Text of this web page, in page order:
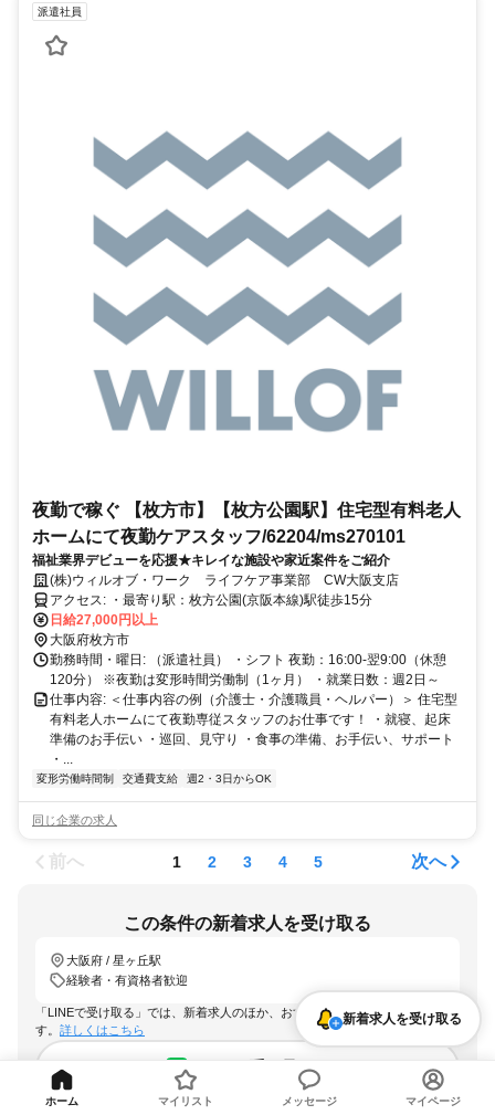
派遣社員
夜勤で稼ぐ 【枚方市】【枚方公園駅】住宅型有料老人
ホームにて夜勤ケアスタッフ/62204/ms270101
福祉業界デビューを応援★キレイな施設や家近案件をご紹介
(株)ウィルオブ・ワーク ライフケア事業部 CW大阪支店
アクセス: ・最寄り駅：枚方公園(京阪本線)駅徒歩15分
日給27,000円以上
大阪府枚方市
勤務時間・曜日: （派遣社員） ・シフト 夜勤：16:00-翌9:00（休憩
120分） ※夜勤は変形時間労働制（1ヶ月） ・就業日数：週2日～
仕事内容: ＜仕事内容の例（介護士・介護職員・ヘルパー）＞ 住宅型
有料老人ホームにて夜勤専従スタッフのお仕事です！ ・就寝、起床
準備のお手伝い ・巡回、見守り ・食事の準備、お手伝い、サポート
・...
変形労働時間制 交通費支給 週2・3日からOK
同じ企業の求人
前へ 1 2 3 4 5 次へ
この条件の新着求人を受け取る
大阪府 / 星ヶ丘駅
経験者・有資格者歓迎
「LINEで受け取る」では、新着求人のほか、おすすめ情報なども配信しま
す。 詳しくはこちら
LINEで受け取る
新着求人を受け取る
ホーム マイリスト メッセージ マイページ